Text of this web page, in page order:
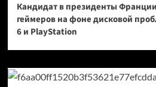
Кандидат в президенты
геймеров на фоне дисковой
6 и PlayStation